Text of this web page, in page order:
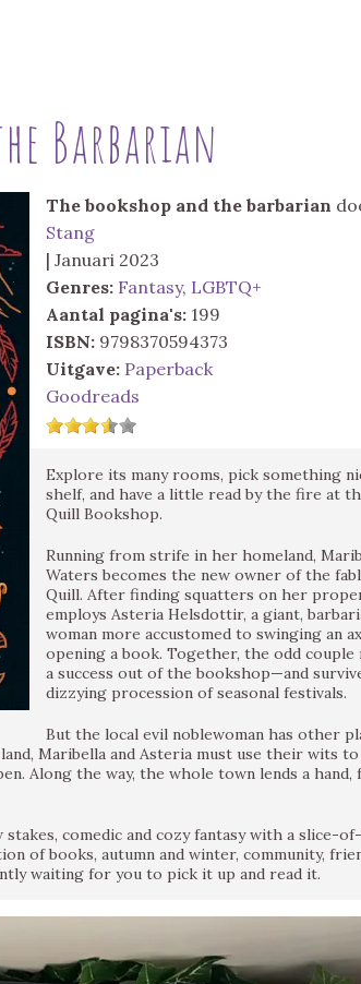
Barbarian
The bookshop and the barbarian
Stang
| Januari 2023
Genres: Fantasy, LGBTQ+
Aantal pagina's: 199
ISBN: 9798370594373
Uitgave: Paperback
Goodreads
Explore its many rooms, pick something
shelf, and have a little read by the fire at
Quill Bookshop.
Running from strife in her homeland,
Waters becomes the new owner of the
Quill. After finding squatters on her
employs Asteria Helsdottir, a giant,
woman more accustomed to swinging an
opening a book. Together, the odd couple
a success out of the bookshop—and
dizzying procession of seasonal festivals.
But the local evil noblewoman has other
Maribella and Asteria must use their wits
Along the way, the whole town lends a hand,
comedic and cozy fantasy with a slice-
of books, autumn and winter, community,
waiting for you to pick it up and read it.